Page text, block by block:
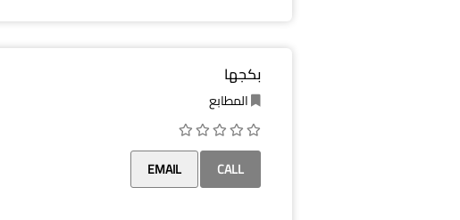
بكجها
المطابع
CALL
EMAIL